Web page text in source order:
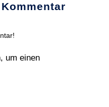
um einen